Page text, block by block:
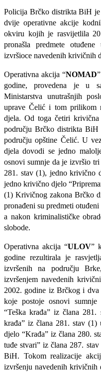
Policija Brčko distrikta BiH je
dvije operativne akcije
okviru kojih je rasvijetlila
pronašla predmete
izvršioce navedenih krivičnih
Operativna akcija “NOMAD
godine, provedena je u
Ministarstva unutrašnjih
uprave Čelić i tom prilikom
djela. Od toga četiri
području Brčko distrikta
području opštine Čelić. U
djela dovodi se jedno
osnovi sumnje da je izvršio
281. stav (1), jedno krivično
jedno krivično djelo
(1) Krivičnog zakona Brčko
pronađeni su predmeti
a nakon kriminalističke
slobode.
Operativna akcija “ULOV”
godine rezultirala je
izvršenih na području
izvršenjem navedenih
2002. godine iz Brčkog i
koje postoje osnovi
“Teška krađa” iz člana
krađa” iz člana 281. stav
djelo “Krađa” iz člana 280.
tuđe stvari” iz člana 287.
BiH. Tokom realizacije
izvršenju navedenih krivičnih